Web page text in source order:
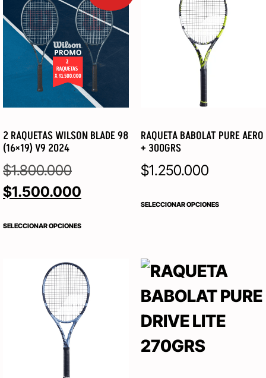
2 RAQUETAS WILSON BLADE 98
(16×19) V9 2024
$1.800.000
$1.500.000
SELECCIONAR OPCIONES
RAQUETA BABOLAT PURE AERO
+ 300GRS
$1.250.000
SELECCIONAR OPCIONES